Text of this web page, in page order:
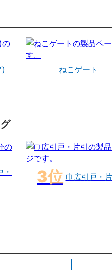
)
ねこゲート
巾広引戸・